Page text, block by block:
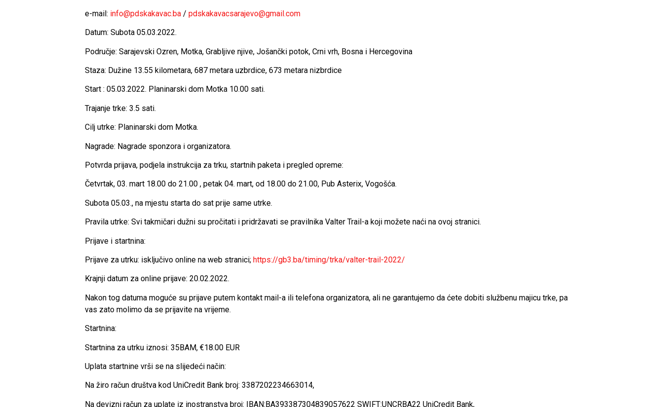
e-mail: info@pdskakavac.ba /pdskakavacsarajevo@gmail.com
Datum: Subota 05.03.2022.
Područje: Sarajevski Ozren, Motka, Grabljive njive, Jošančki potok, Crni vrh, Bosna i Hercegovina
Staza: Dužine 13.55 kilometara, 687 metara uzbrdice, 673 metara nizbrdice
Start : 05.03.2022. Planinarski dom Motka 10.00 sati.
Trajanje trke: 3.5 sati.
Cilj utrke: Planinarski dom Motka.
Nagrade: Nagrade sponzora i organizatora.
Potvrda prijava, podjela instrukcija za trku, startnih paketa i pregled opreme:
Četvrtak, 03. mart 18.00 do 21.00 , petak 04. mart, od 18.00 do 21.00, Pub Asterix, Vogošća.
Subota 05.03., na mjestu starta do sat prije same utrke.
Pravila utrke: Svi takmičari dužni su pročitati i pridržavati se pravilnika Valter Trail-a koji možete naći na ovoj stranici.
Prijave i startnina:
Prijave za utrku: isključivo online na web stranici;https://gb3.ba/timing/trka/valter-trail-2022/
Krajnji datum za online prijave: 20.02.2022.
Nakon tog datuma moguće su prijave putem kontakt mail-a ili telefona organizatora, ali ne garantujemo da ćete dobiti službenu majicu trke, pa
vas zato molimo da se prijavite na vrijeme.
Startnina:
Startnina za utrku iznosi: 35BAM, €18.00 EUR
Uplata startnine vrši se na slijedeći način:
Na žiro račun društva kod UniCredit Bank broj: 3387202234663014,
Na devizni račun za uplate iz inostranstva broj: IBAN:BA393387304839057622 SWIFT:UNCRBA22 UniCredit Bank,